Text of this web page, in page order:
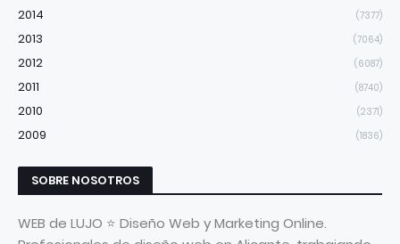
2014 (7377)
2013 (7064)
2012 (6087)
2011 (8740)
2010 (2371)
2009 (1836)
SOBRE NOSOTROS
WEB de LUJO ⭐ Diseño Web y Marketing Online.